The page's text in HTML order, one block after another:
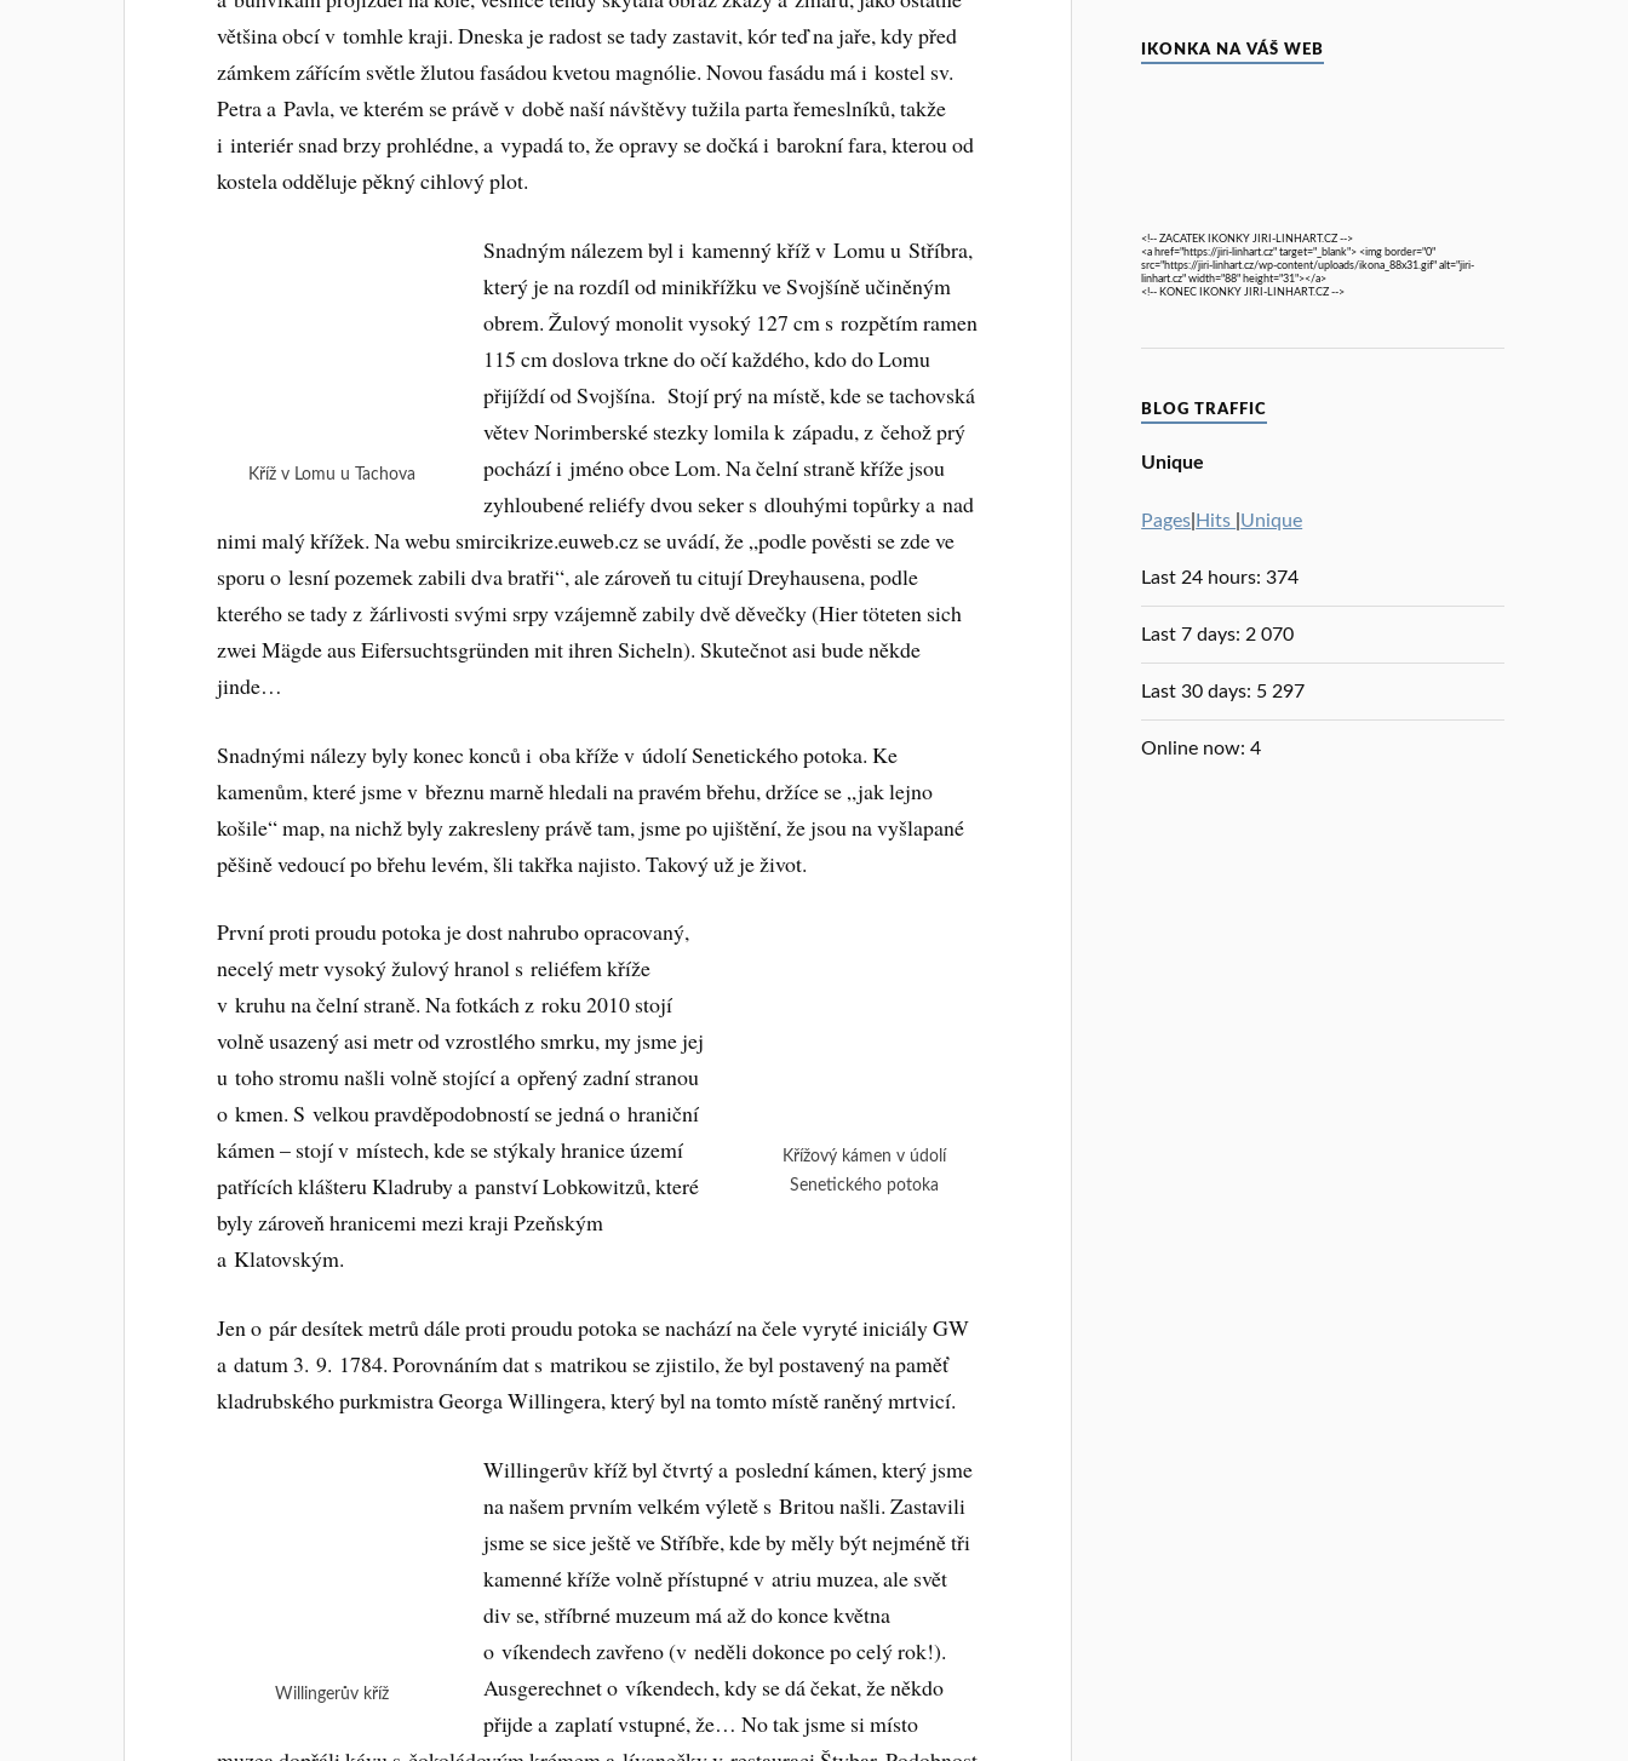
většina obcí v tomhle kraji. Dneska je radost se tady zastavit, kór teď na jaře, kdy před
zámkem zářícím světle žlutou fasádou kvetou magnólie. Novou fasádu má i kostel sv.
Petra a Pavla, ve kterém se právě v době naší návštěvy tužila parta řemeslníků, takže
i interiér snad brzy prohlédne, a vypadá to, že opravy se dočká i barokní fara, kterou od
kostela odděluje pěkný cihlový plot.
Kříž v Lomu u Tachova
Snadným nálezem byl i kamenný kříž v Lomu u Stříbra,
který je na rozdíl od minikřížku ve Svojšíně učiněným
obrem. Žulový monolit vysoký 127 cm s rozpětím ramen
115 cm doslova trkne do očí každého, kdo do Lomu
přijíždí od Svojšína. Stojí prý na místě, kde se tachovská
větev Norimberské stezky lomila k západu, z čehož prý
pochází i jméno obce Lom. Na čelní straně kříže jsou
zyhloubené reliéfy dvou seker s dlouhými topůrky a nad
nimi malý křížek. Na webu smircikrize.euweb.cz se uvádí, že „podle pověsti se zde ve
sporu o lesní pozemek zabili dva bratři“, ale zároveň tu citují Dreyhausena, podle
kterého se tady z žárlivosti svými srpy vzájemně zabily dvě děvečky (Hier töteten sich
zwei Mägde aus Eifersuchtsgründen mit ihren Sicheln). Skutečnot asi bude někde
jinde…
Snadnými nálezy byly konec konců i oba kříže v údolí Senetického potoka. Ke
kamenům, které jsme v březnu marně hledali na pravém břehu, držíce se „jak lejno
košile“ map, na nichž byly zakresleny právě tam, jsme po ujištění, že jsou na vyšlapané
pěšině vedoucí po břehu levém, šli takřka najisto. Takový už je život.
Křížový kámen v údolí
Senetického potoka
První proti proudu potoka je dost nahrubo opracovaný,
necelý metr vysoký žulový hranol s reliéfem kříže
v kruhu na čelní straně. Na fotkách z roku 2010 stojí
volně usazený asi metr od vzrostlého smrku, my jsme jej
u toho stromu našli volně stojící a opřený zadní stranou
o kmen. S velkou pravděpodobností se jedná o hraniční
kámen – stojí v místech, kde se stýkaly hranice území
patřících klášteru Kladruby a panství Lobkowitzů, které
byly zároveň hranicemi mezi kraji Pzeňským
a Klatovským.
Jen o pár desítek metrů dále proti proudu potoka se nachází na čele vyryté iniciály GW
a datum 3. 9. 1784. Porovnáním dat s matrikou se zjistilo, že byl postavený na paměť
kladrubského purkmistra Georga Willingera, který byl na tomto místě raněný mrtvicí.
Willingerův kříž
Willingerův kříž byl čtvrtý a poslední kámen, který jsme
na našem prvním velkém výletě s Britou našli. Zastavili
jsme se sice ještě ve Stříbře, kde by měly být nejméně tři
kamenné kříže volně přístupné v atriu muzea, ale svět
div se, stříbrné muzeum má až do konce května
o víkendech zavřeno (v neděli dokonce po celý rok!).
Ausgerechnet o víkendech, kdy se dá čekat, že někdo
přijde a zaplatí vstupné, že… No tak jsme si místo
IKONKA NA VÁŠ WEB
<!-- ZACATEK IKONKY JIRI-LINHART.CZ -->
<a href="https://jiri-linhart.cz" target="_blank"> <img border="0"
src="https://jiri-linhart.cz/wp-content/uploads/ikona_88x31.gif" alt="jiri-
linhart.cz" width="88" height="31"></a>
<!-- KONEC IKONKY JIRI-LINHART.CZ -->
BLOG TRAFFIC
Unique
Pages Hits Unique
Last 24 hours:374
Last 7 days:2 070
Last 30 days: 5 297
Online now: 4